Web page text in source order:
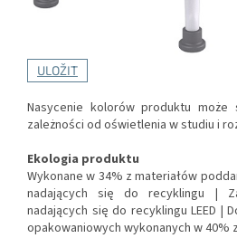
ULOŽIT
Nasycenie kolorów produktu
zależności od oświetlenia w studiu i
Ekologia produktu
Wykonane w 34% z materiałów
nadających się do recyklingu |
nadających się do recyklingu LEED |
opakowaniowych wykonanych w 40%